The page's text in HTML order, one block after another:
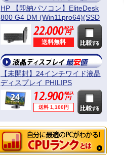
HP 【即納パソコン】EliteDesk
800 G4 DM (Win11pro64)(SSD
新品) 5D8
送料無料
【未開封】24インチワイド液晶
ディスプレイ PHILIPS
241B4LPYCB/11
送料 1,100円